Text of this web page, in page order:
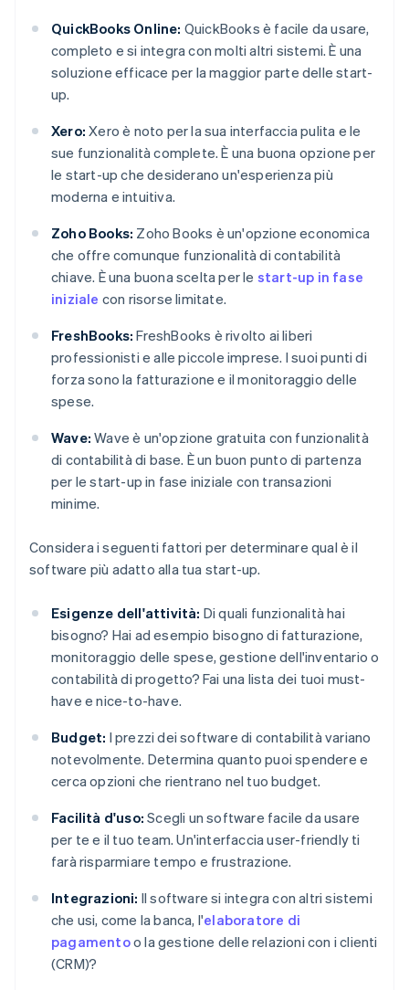
QuickBooks Online: QuickBooks è facile da usare,
completo e si integra con molti altri sistemi. È una
soluzione efficace per la maggior parte delle start-
up.
Xero: Xero è noto per la sua interfaccia pulita e le
sue funzionalità complete. È una buona opzione per
le start-up che desiderano un'esperienza più
moderna e intuitiva.
Zoho Books: Zoho Books è un'opzione economica
che offre comunque funzionalità di contabilità
chiave. È una buona scelta per le start-up in fase
iniziale con risorse limitate.
FreshBooks: FreshBooks è rivolto ai liberi
professionisti e alle piccole imprese. I suoi punti di
forza sono la fatturazione e il monitoraggio delle
spese.
Wave: Wave è un'opzione gratuita con funzionalità
di contabilità di base. È un buon punto di partenza
per le start-up in fase iniziale con transazioni
minime.
Considera i seguenti fattori per determinare qual è il
software più adatto alla tua start-up.
Esigenze dell'attività: Di quali funzionalità hai
bisogno? Hai ad esempio bisogno di fatturazione,
monitoraggio delle spese, gestione dell'inventario o
contabilità di progetto? Fai una lista dei tuoi must-
have e nice-to-have.
Budget: I prezzi dei software di contabilità variano
notevolmente. Determina quanto puoi spendere e
cerca opzioni che rientrano nel tuo budget.
Facilità d'uso: Scegli un software facile da usare
per te e il tuo team. Un'interfaccia user-friendly ti
farà risparmiare tempo e frustrazione.
Integrazioni: Il software si integra con altri sistemi
che usi, come la banca, l'elaboratore di
pagamentoo la gestione delle relazioni con i clienti
(CRM)?